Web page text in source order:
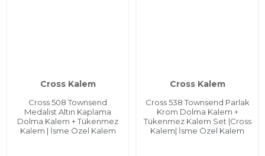
Cross Kalem
Cross 508 Townsend
Medalist Altın Kaplama
Dolma Kalem + Tükenmez
Kalem | İsme Özel Kalem
Cross Kalem
Cross 538 Townsend Parlak
Krom Dolma Kalem +
Tükenmez Kalem Set |Cross
Kalem| İsme Özel Kalem